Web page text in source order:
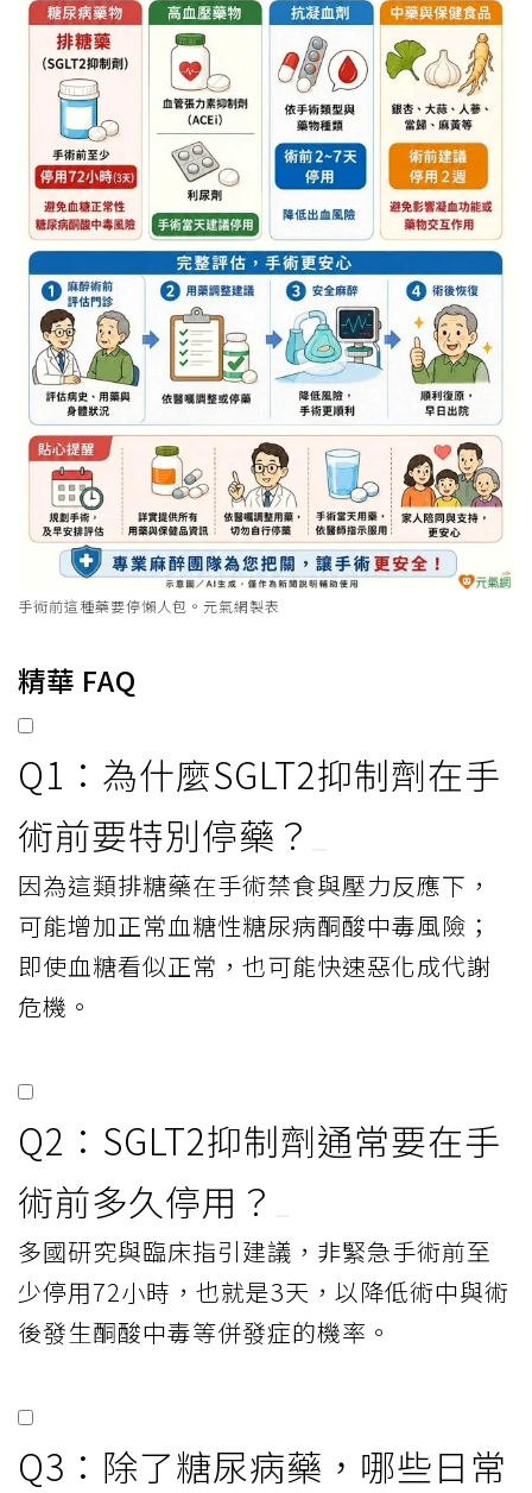
手術前這種藥要停懶人包。元氣網製表
精華 FAQ
Q1：為什麼SGLT2抑制劑在手
術前要特別停藥？
因為這類排糖藥在手術禁食與壓力反應下，
可能增加正常血糖性糖尿病酮酸中毒風險；
即使血糖看似正常，也可能快速惡化成代謝
危機。
Q2：SGLT2抑制劑通常要在手
術前多久停用？
多國研究與臨床指引建議，非緊急手術前至
少停用72小時，也就是3天，以降低術中與術
後發生酮酸中毒等併發症的機率。
Q3：除了糖尿病藥，哪些日常